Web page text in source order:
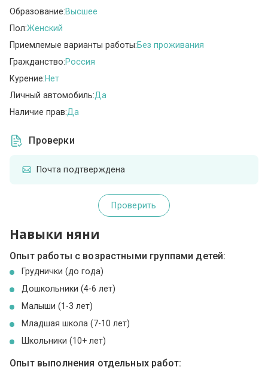
Образование:Высшее
Пол:Женский
Приемлемые варианты работы:Без проживания
Гражданство:Россия
Курение:Нет
Личный автомобиль:Да
Наличие прав:Да
Проверки
Почта подтверждена
Проверить
Навыки няни
Опыт работы с возрастными группами детей:
Груднички (до года)
Дошкольники (4-6 лет)
Малыши (1-3 лет)
Младшая школа (7-10 лет)
Школьники (10+ лет)
Опыт выполнения отдельных работ: